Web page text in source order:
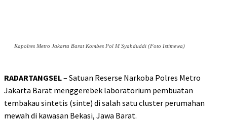
Kapolres Metro Jakarta Barat Kombes Pol M Syahduddi (Foto Istimewa)
RADARTANGSEL– Satuan Reserse Narkoba Polres Metro
Jakarta Barat menggerebek laboratorium pembuatan
tembakau sintetis (sinte) di salah satu cluster perumahan
mewah di kawasan Bekasi, Jawa Barat.